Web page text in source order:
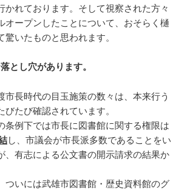
れております。そして視察された方々
ープンしたことについて、おそらく樋
いたものと思われます。
とし穴があります。
長時代の目玉施策の数々は、本来行う
たび確認されています。
例下では市長に図書館に関する権限は
し、市議会が市長派多数であることをい
有志による公文書の開示請求の結果か
ついには武雄市図書館・歴史資料館のグ